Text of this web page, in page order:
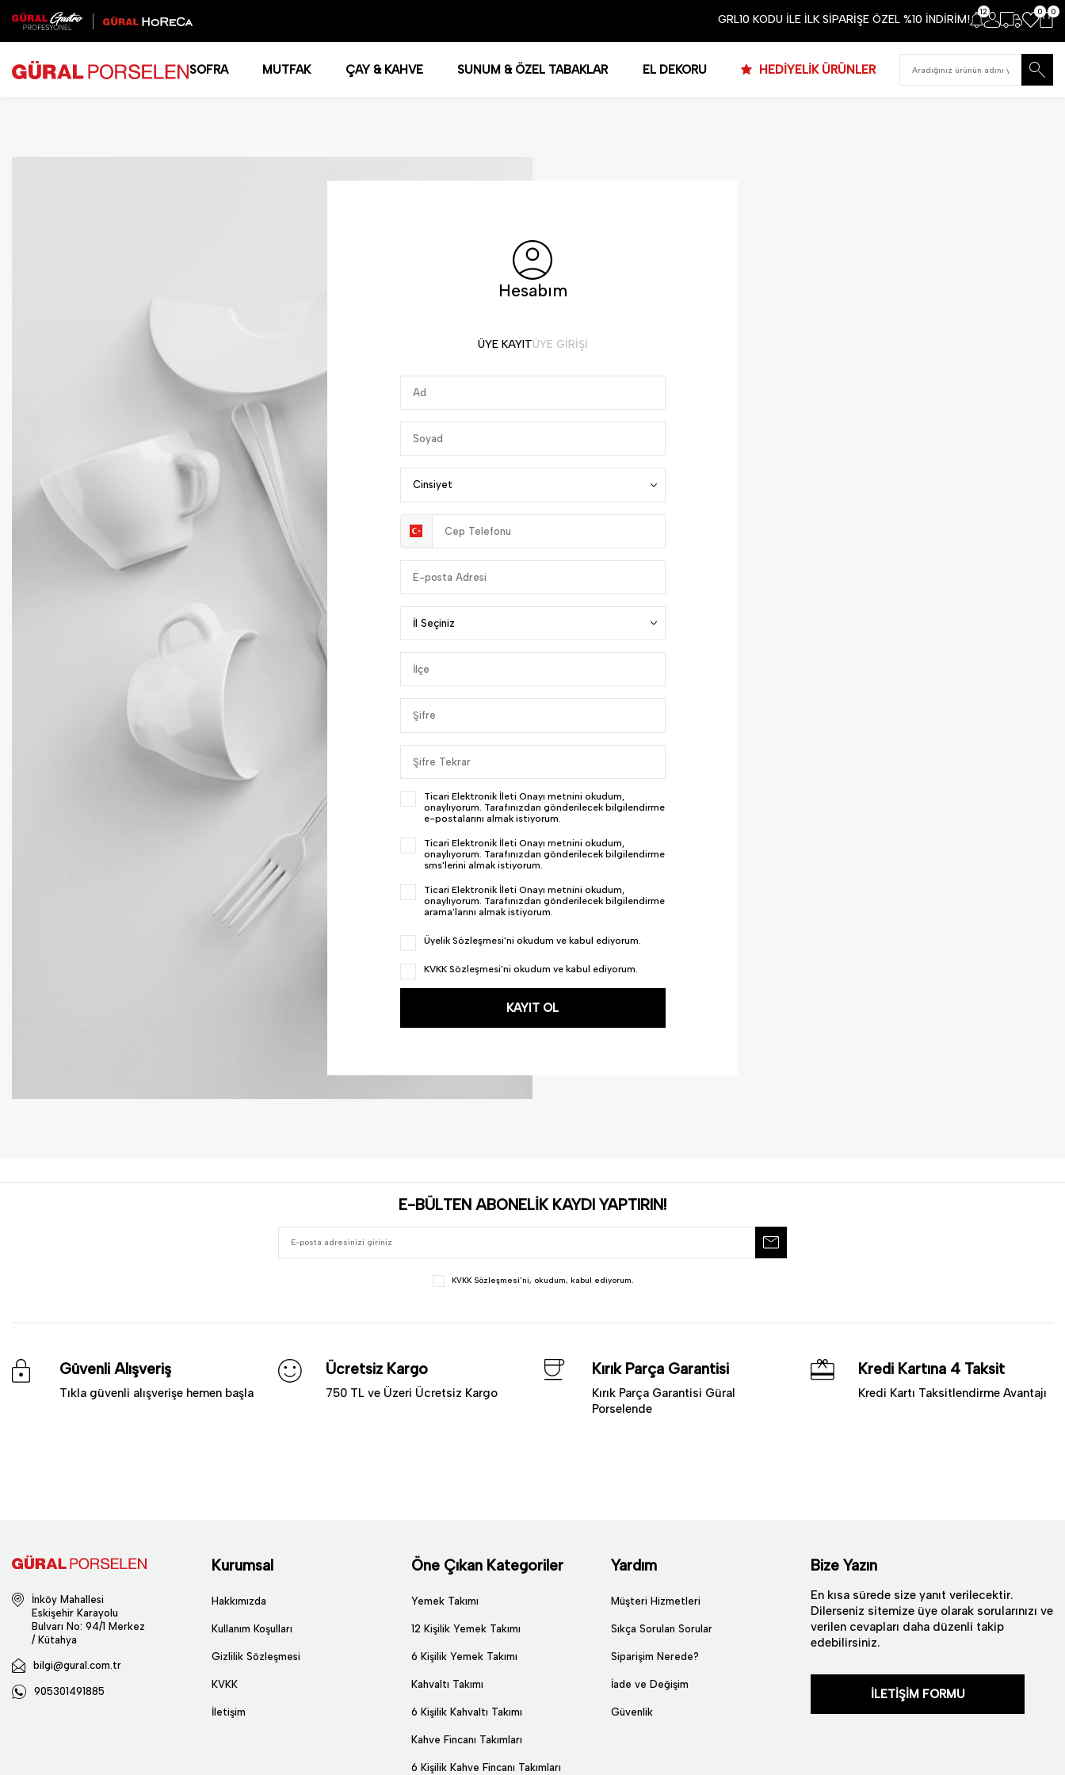
GRL10 KODU İLE İLK SİPARİŞE ÖZEL %10 İNDİRİM!
12 0 0
SOFRA MUTFAK ÇAY & KAHVE SUNUM & ÖZEL TABAKLAR EL DEKORU HEDİYELİK ÜRÜNLER
Hesabım
ÜYE KAYITÜYE GIRIŞI
Ticari Elektronik İleti Onayı metnini okudum,
onaylıyorum. Tarafınızdan gönderilecek bilgilendirme
e-postalarını almak istiyorum.
Ticari Elektronik İleti Onayı metnini okudum,
onaylıyorum. Tarafınızdan gönderilecek bilgilendirme
sms'lerini almak istiyorum.
Ticari Elektronik İleti Onayı metnini okudum,
onaylıyorum. Tarafınızdan gönderilecek bilgilendirme
arama'larını almak istiyorum.
Üyelik Sözleşmesi'ni okudum ve kabul ediyorum.
KVKK Sözleşmesi'ni okudum ve kabul ediyorum.
KAYIT OL
E-BÜLTEN ABONELİK KAYDI YAPTIRIN!
KVKK Sözleşmesi'ni, okudum, kabul ediyorum.
Güvenli Alışveriş
Tıkla güvenli alışverişe hemen başla
Ücretsiz Kargo
750 TL ve Üzeri Ücretsiz Kargo
Kırık Parça Garantisi
Kırık Parça Garantisi Güral
Porselende
Kredi Kartına 4 Taksit
Kredi Kartı Taksitlendirme Avantajı
İnköy Mahallesi
Eskişehir Karayolu
Bulvarı No: 94/1 Merkez
/ Kütahya
bilgi@gural.com.tr
905301491885
Kurumsal
Hakkımızda
Kullanım Koşulları
Gizlilik Sözleşmesi
KVKK
İletişim
Öne Çıkan Kategoriler
Yemek Takımı
12 Kişilik Yemek Takımı
6 Kişilik Yemek Takımı
Kahvaltı Takımı
6 Kişilik Kahvaltı Takımı
Kahve Fincanı Takımları
6 Kişilik Kahve Fincanı Takımları
Yardım
Müşteri Hizmetleri
Sıkça Sorulan Sorular
Siparişim Nerede?
İade ve Değişim
Güvenlik
Bize Yazın
En kısa sürede size yanıt verilecektir.
Dilerseniz sitemize üye olarak sorularınızı ve
verilen cevapları daha düzenli takip
edebilirsiniz.
İLETİŞİM FORMU